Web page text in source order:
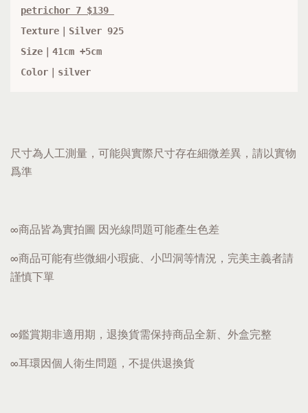
petrichor 7 $139
Texture｜Silver 925
Size｜41cm +5cm
Color｜silver
尺寸為人工測量，可能與實際尺寸存在細微差異，請以實物
爲準
∞商品皆為實拍圖 因光線問題可能產生色差
∞商品可能有些微細小瑕疵、小凹洞等情況，完美主義者請
謹慎下單
∞鑑賞期非適用期，退換貨需保持商品全新、外盒完整
∞耳環因個人衛生問題，不提供退換貨